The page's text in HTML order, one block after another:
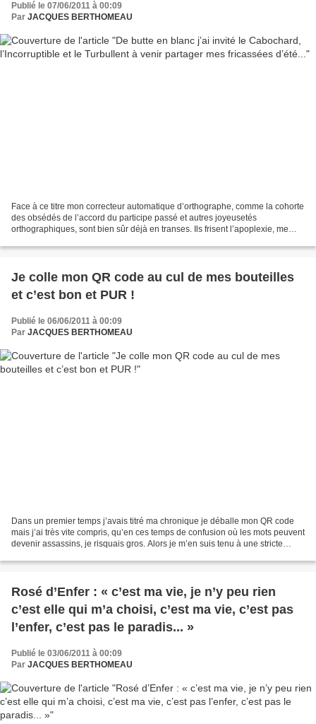
Publié le 07/06/2011 à 00:09
Par JACQUES BERTHOMEAU
Face à ce titre mon correcteur automatique d’orthographe, comme la cohorte
des obsédés de l’accord du participe passé et autres joyeusetés
orthographiques, sont bien sûr déjà en transes. Ils frisent l’apoplexie, me
Je colle mon QR code au cul de mes bouteilles
et c’est bon et PUR !
Publié le 06/06/2011 à 00:09
Par JACQUES BERTHOMEAU
Dans un premier temps j’avais titré ma chronique je déballe mon QR code
mais j’ai très vite compris, qu’en ces temps de confusion où les mots peuvent
devenir assassins, je risquais gros. Alors je m’en suis tenu à une stricte
Rosé d’Enfer : « c’est ma vie, je n’y peu rien
c’est elle qui m’a choisi, c’est ma vie, c’est pas
l’enfer, c’est pas le paradis... »
Publié le 03/06/2011 à 00:09
Par JACQUES BERTHOMEAU